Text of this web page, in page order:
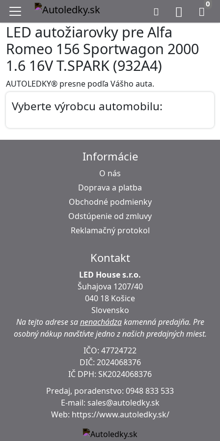
0
LED autožiarovky pre Alfa
Romeo 156 Sportwagon 2000
1.6 16V T.SPARK (932A4)
AUTOLEDKY® presne podľa Vášho auta.
Vyberte výrobcu automobilu:
Informácie
O nás
Doprava a platba
Obchodné podmienky
Odstúpenie od zmluvy
Reklamačný protokol
Kontakt
LED House s.r.o.
Šuhajova 1207/40
040 18 Košice
Slovensko
Na tejto adrese sanenachádzakamenná predajňa. Pre
osobný nákup navštívte jedno z našich predajných miest.
IČO: 47724722
DIČ: 2024068376
IČ DPH: SK2024068376
Predaj, poradenstvo: 0948 833 533
E-mail: sales@autoledky.sk
Web: https://www.autoledky.sk/